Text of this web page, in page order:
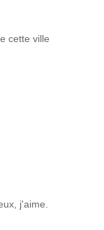
cette ville
j'aime.